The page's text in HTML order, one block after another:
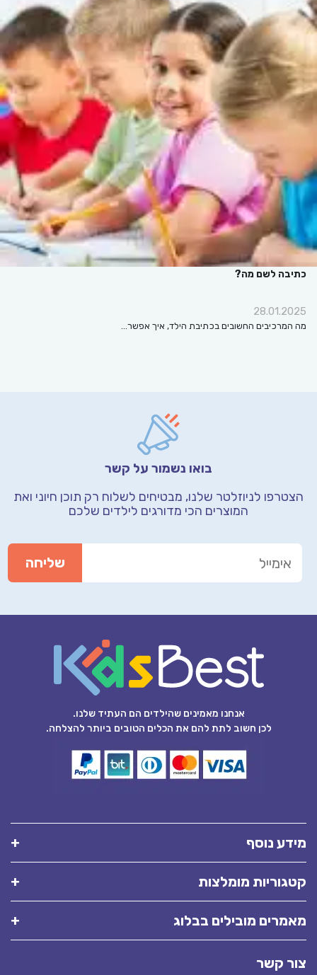
כתיבה לשם מה?
28.01.2025
מה המרכיבים החשובים בכתיבת הילד, איך אפשר…
בואו נשמור על קשר
הצטרפו לניוזלטר שלנו, מבטיחים לשלוח רק תוכן חיוני ואת
המוצרים הכי מדורגים לילדים שלכם
אנחנו מאמינים שהילדים הם העתיד שלנו.
לכן חשוב לתת להם את הכלים הטובים ביותר להצלחה.
מידע נוסף
קטגוריות מומלצות
מאמרים מובילים בבלוג
צור קשר